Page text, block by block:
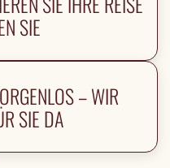
SIE
– WIR
SIE DA